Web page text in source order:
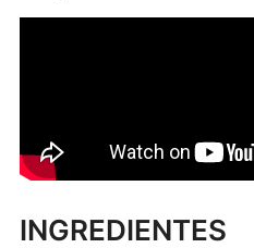
INGREDIENTES